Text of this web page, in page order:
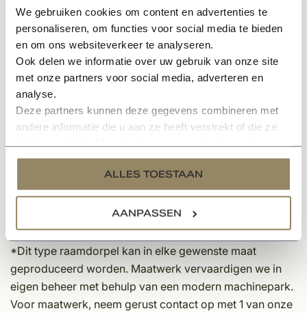
We gebruiken cookies om content en advertenties te
personaliseren, om functies voor social media te bieden
en om ons websiteverkeer te analyseren.
Ook delen we informatie over uw gebruik van onze site
met onze partners voor social media, adverteren en
analyse.
Deze partners kunnen deze gegevens combineren met
andere informatie die u aan ze heeft verstrekt of die ze
services.
ALLES TOESTAAN
AANPASSEN
-Kleur: grijs/blauw
-Zoeting: licht gezoet
-Maatwerk: op aanvraag
-Materiaal: originele Belgische Arduin
-Standaard afwerking: vlak grijs geschuurd
-Onderhoud: Schoonmaken met originele groene zeep
Keuzeopties:
-Frijnen: ruw gehamerde randafwerking. Zie afbeelding
*Dit type raamdorpel kan in elke gewenste maat
geproduceerd worden. Maatwerk vervaardigen we in
eigen beheer met behulp van een modern machinepark.
Voor maatwerk, neem gerust contact op met 1 van onze